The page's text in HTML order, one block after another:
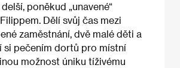
poněkud „unavené“
Dělí svůj čas mezi
zaměstnání, dvě malé děti a
si pečením dortů pro místní
možnost úniku tíživému